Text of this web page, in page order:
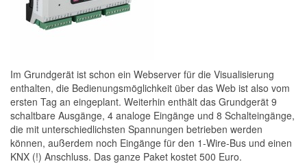
Im Grundgerät ist schon ein Webserver für die Visualisierung
enthalten, die Bedienungsmöglichkeit über das Web ist also vom
ersten Tag an eingeplant. Weiterhin enthält das Grundgerät 9
schaltbare Ausgänge, 4 analoge Eingänge und 8 Schalteingänge,
die mit unterschiedlichsten Spannungen betrieben werden
können, außerdem noch Eingänge für den 1-Wire-Bus und einen
KNX (!) Anschluss. Das ganze Paket kostet 500 Euro.